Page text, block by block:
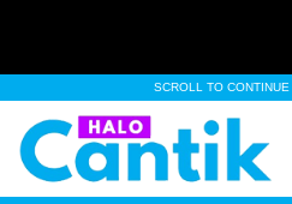
SCROLL TO